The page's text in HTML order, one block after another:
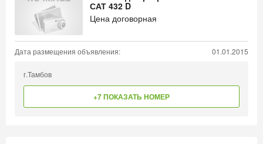
САТ 432 D
Цена договорная
Дата размещения объявления: 01.01.2015
г.Тамбов
+7 ПОКАЗАТЬ НОМЕР